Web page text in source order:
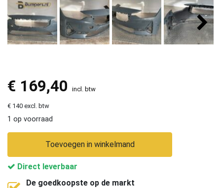
€ 169,40 incl. btw
€ 140 excl. btw
1 op voorraad
Toevoegen in winkelmand
Direct leverbaar
De goedkoopste op de markt